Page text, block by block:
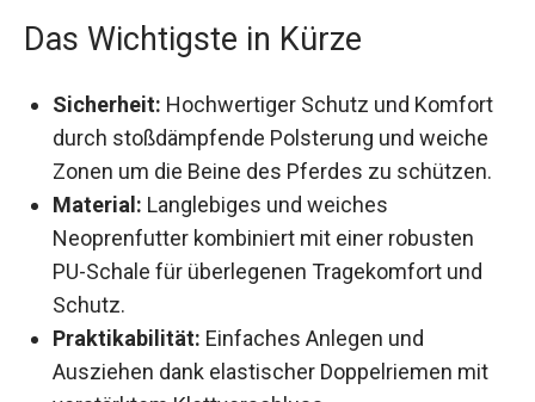
Das Wichtigste in Kürze
Sicherheit: Hochwertiger Schutz und Komfort
durch stoßdämpfende Polsterung und weiche
Zonen um die Beine des Pferdes zu schützen.
Material: Langlebiges und weiches
Neoprenfutter kombiniert mit einer robusten
PU-Schale für überlegenen Tragekomfort und
Schutz.
Praktikabilität: Einfaches Anlegen und
Ausziehen dank elastischer Doppelriemen mit